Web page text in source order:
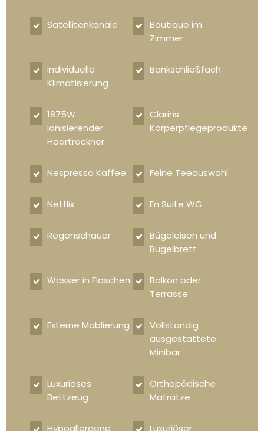
Satellitenkanäle
Boutique im
Zimmer
Individuelle
Klimatisierung
Bankschließfach
1875W
ionisierender
Haartrockner
Clarins
Körperpflegeprodukte
Nespresso Kaffee Feine Teeauswahl
Netflix En Suite WC
Regenschauer
Bügeleisen und
Bügelbrett
Wasser in Flaschen
Balkon oder
Terrasse
Externe Möblierung
Vollständig
ausgestattete
Minibar
Luxuriöses
Bettzeug
Orthopädische
Matratze
Hypoallergene Luxuriöser